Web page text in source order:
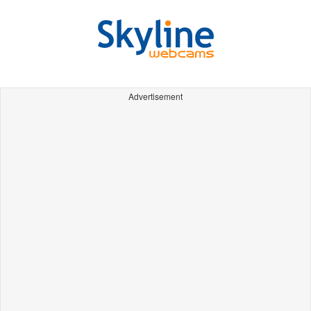
Advertisement